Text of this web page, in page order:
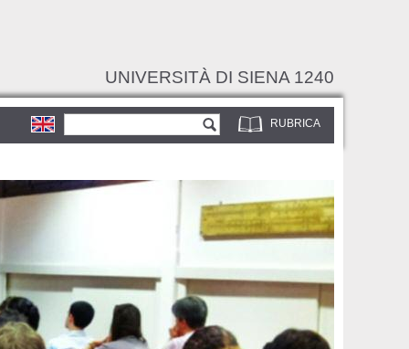
UNIVERSITÀ DI SIENA 1240
RUBRICA
Form di ricerca